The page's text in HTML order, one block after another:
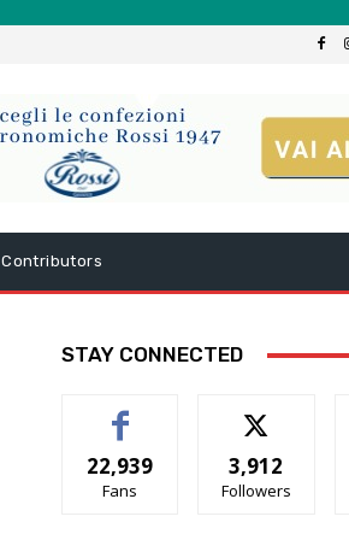
Contributors
STAY CONNECTED
22,939
Fans
3,912
Followers